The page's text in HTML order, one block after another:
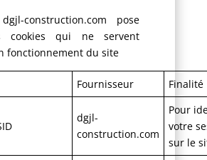
construction.com pose
cookies qui ne servent
fonctionnement du site
Fournisseur Finalité
dgjl-
construction.com
Pour
votre
sur le